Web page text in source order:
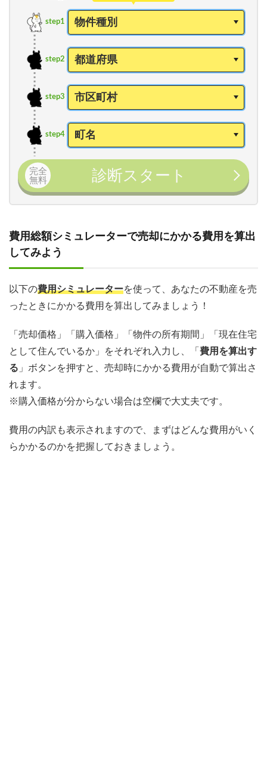
step1
step2
step3
step4
完全
無料
診断スタート
費用総額シミュレーターで売却にかかる費用を算出
してみよう
以下の費用シミュレーターを使って、あなたの不動産を売
ったときにかかる費用を算出してみましょう！
「売却価格」「購入価格」「物件の所有期間」「現在住宅
として住んでいるか」をそれぞれ入力し、「 費用を算出す
る 」ボタンを押すと、売却時にかかる費用が自動で算出さ
れます。
※購入価格が分からない場合は空欄で大丈夫です。
費用の内訳も表示されますので、まずはどんな費用がいく
らかかるのかを把握しておきましょう。